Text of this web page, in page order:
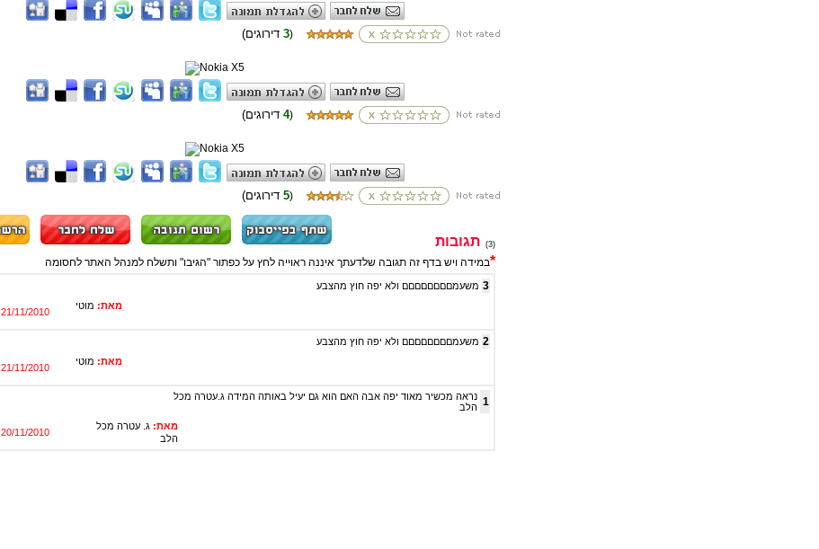
3)
4)
5)
(3)
תגובות
*במידה ויש בדף זה תגובה שלדעתך איננה ראוייה לחץ על כפתור "הגיבו" ותשלח למנהל האתר לחסומה
משעמםםםםםםםם ולא יפה חוץ מהצבע 3
21/11/2010
מאת: מוטי
משעמםםםםםםםם ולא יפה חוץ מהצבע 2
21/11/2010
מאת: מוטי
נראה מכשיר מאוד יפה אבה האם הוא גם יעיל באותה המידה ג.עטרה מכל
הלב 1
20/11/2010
מאת: ג. עטרה מכל
הלב